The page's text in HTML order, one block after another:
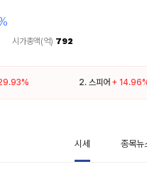
시가총액(억) 792
2. 스피어 +
시세 종목뉴